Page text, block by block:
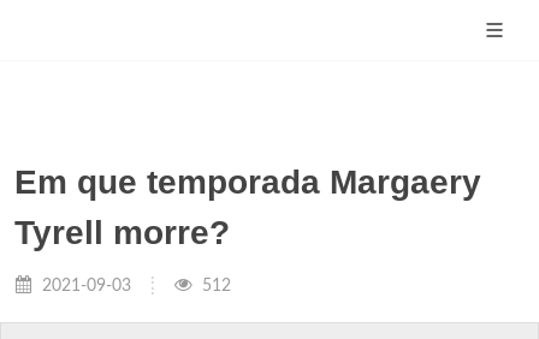
Em que temporada Margaery
Tyrell morre?
2021-09-03 512